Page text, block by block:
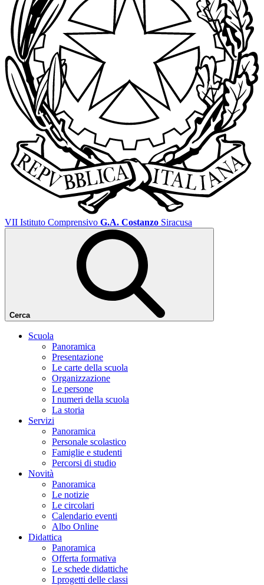
VII Istituto Comprensivo G.A. Costanzo Siracusa
Cerca
Scuola
Panoramica
Presentazione
Le carte della scuola
Organizzazione
Le persone
I numeri della scuola
La storia
Servizi
Panoramica
Personale scolastico
Famiglie e studenti
Percorsi di studio
Novità
Panoramica
Le notizie
Le circolari
Calendario eventi
Albo Online
Didattica
Panoramica
Offerta formativa
Le schede didattiche
I progetti delle classi